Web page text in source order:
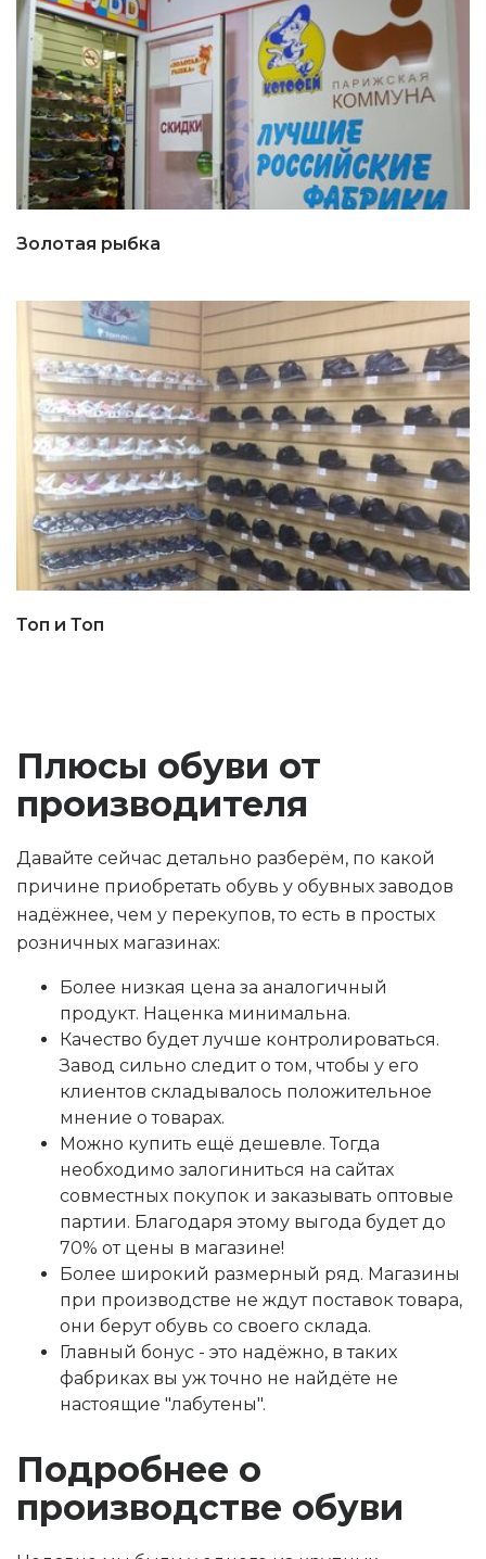
Золотая рыбка
Топ и Топ
Плюсы обуви от
производителя
Давайте сейчас детально разберём, по какой
причине приобретать обувь у обувных заводов
надёжнее, чем у перекупов, то есть в простых
розничных магазинах:
Более низкая цена за аналогичный
продукт. Наценка минимальна.
Качество будет лучше контролироваться.
Завод сильно следит о том, чтобы у его
клиентов складывалось положительное
мнение о товарах.
Можно купить ещё дешевле. Тогда
необходимо залогиниться на сайтах
совместных покупок и заказывать оптовые
партии. Благодаря этому выгода будет до
70% от цены в магазине!
Более широкий размерный ряд. Магазины
при производстве не ждут поставок товара,
они берут обувь со своего склада.
Главный бонус - это надёжно, в таких
фабриках вы уж точно не найдёте не
настоящие "лабутены".
Подробнее о
производстве обуви